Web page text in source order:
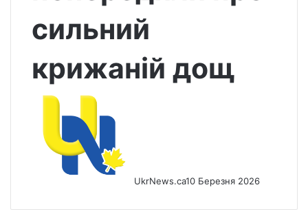
сильний
крижаній дощ
UkrNews.ca10 Березня 2026